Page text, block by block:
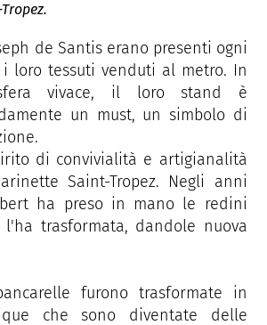
de Santis erano presenti ogni
loro tessuti venduti al metro. In
vivace, il loro stand è
un must, un simbolo di
di convivialità e artigianalità
Saint-Tropez. Negli anni
ha preso in mano le redini
trasformata, dandole nuova
furono trasformate in
che sono diventate delle